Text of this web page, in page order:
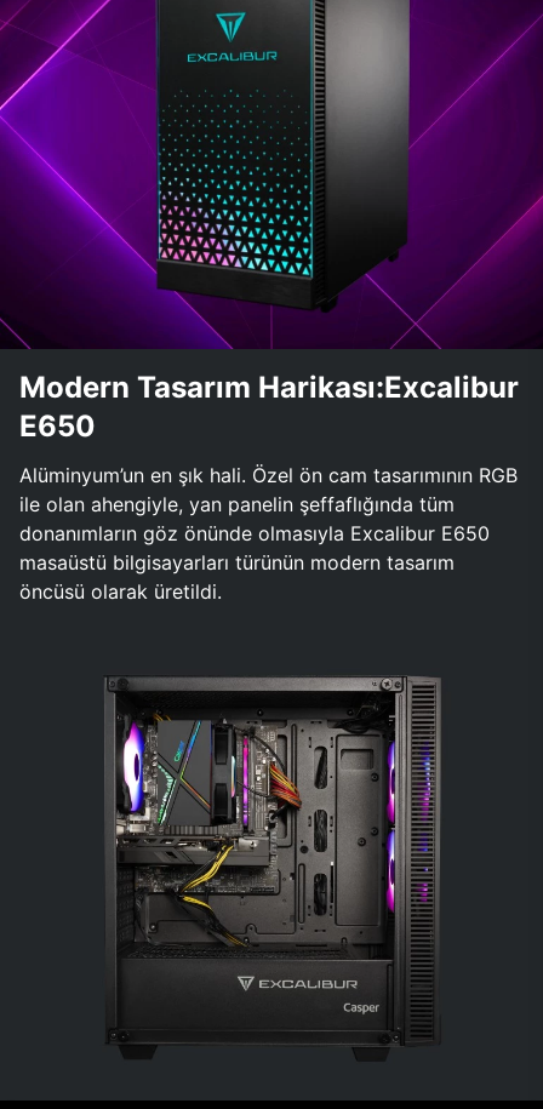
Modern Tasarım Harikası:Excalibur
E650
Alüminyum’un en şık hali. Özel ön cam tasarımının RGB
ile olan ahengiyle, yan panelin şeffaflığında tüm
donanımların göz önünde olmasıyla Excalibur E650
masaüstü bilgisayarları türünün modern tasarım
öncüsü olarak üretildi.